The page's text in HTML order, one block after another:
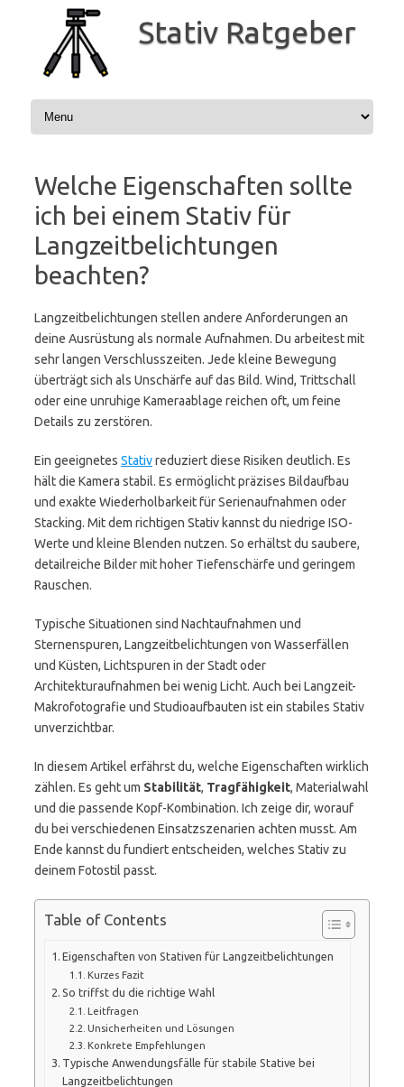
springen
Stativ Ratgeber
Welche Eigenschaften sollte
ich bei einem Stativ für
Langzeitbelichtungen
beachten?
Langzeitbelichtungen stellen andere Anforderungen an
deine Ausrüstung als normale Aufnahmen. Du arbeitest mit
sehr langen Verschlusszeiten. Jede kleine Bewegung
überträgt sich als Unschärfe auf das Bild. Wind, Trittschall
oder eine unruhige Kameraablage reichen oft, um feine
Details zu zerstören.
Ein geeignetes Stativreduziert diese Risiken deutlich. Es
hält die Kamera stabil. Es ermöglicht präzises Bildaufbau
und exakte Wiederholbarkeit für Serienaufnahmen oder
Stacking. Mit dem richtigen Stativ kannst du niedrige ISO-
Werte und kleine Blenden nutzen. So erhältst du saubere,
detailreiche Bilder mit hoher Tiefenschärfe und geringem
Rauschen.
Typische Situationen sind Nachtaufnahmen und
Sternenspuren, Langzeitbelichtungen von Wasserfällen
und Küsten, Lichtspuren in der Stadt oder
Architekturaufnahmen bei wenig Licht. Auch bei Langzeit-
Makrofotografie und Studioaufbauten ist ein stabiles Stativ
unverzichtbar.
In diesem Artikel erfährst du, welche Eigenschaften wirklich
zählen. Es geht um Stabilität, Tragfähigkeit, Materialwahl
und die passende Kopf-Kombination. Ich zeige dir, worauf
du bei verschiedenen Einsatzszenarien achten musst. Am
Ende kannst du fundiert entscheiden, welches Stativ zu
deinem Fotostil passt.
Table of Contents
Eigenschaften von Stativen für Langzeitbelichtungen
Kurzes Fazit
So triffst du die richtige Wahl
Leitfragen
Unsicherheiten und Lösungen
Konkrete Empfehlungen
Typische Anwendungsfälle für stabile Stative bei
Langzeitbelichtungen